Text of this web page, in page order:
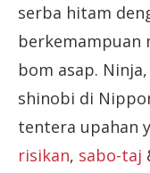
serba hitam
berkemampuan
bom asap.
shinobi di
tentera upahan
risikan, sabo-taj